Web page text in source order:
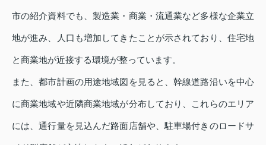
市の紹介資料でも、製造業・商業・流通業など多様な企業立
地が進み、人口も増加してきたことが示されており、住宅地
と商業地が近接する環境が整っています。
また、都市計画の用途地域図を見ると、幹線道路沿いを中心
に商業地域や近隣商業地域が分布しており、これらのエリア
には、通行量を見込んだ路面店舗や、駐車場付きのロードサ